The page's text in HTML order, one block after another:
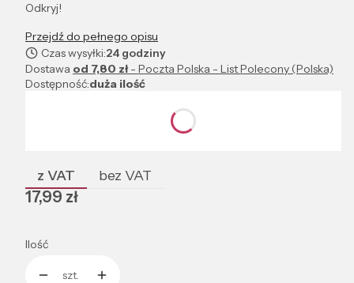
Odkryj!
Przejdź do pełnego opisu
Czas wysyłki:24 godziny
Dostawa od 7,80 zł- Poczta Polska - List Polecony (Polska)
Dostępność:duża ilość
Poszczególne warianty mogą różnić się ceną
z VAT bez VAT
Cena
17,99 zł
Ilość
szt.